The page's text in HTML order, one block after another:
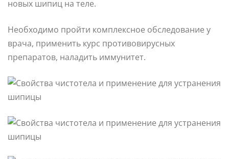
новых шипиц на теле.
Необходимо пройти комплексное обследование у
врача, применить курс противовирусных
препаратов, наладить иммунитет.